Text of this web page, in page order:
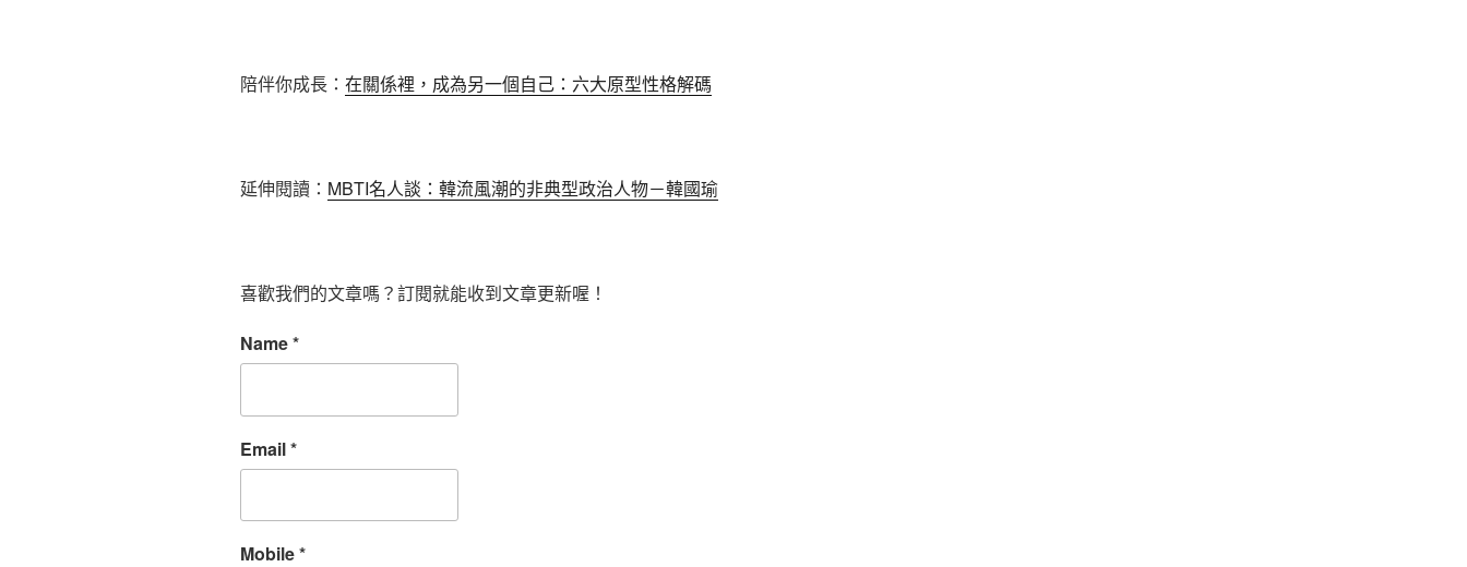
陪伴你成長： 在關係裡，成為另一個自己：六大原型性格解碼
延伸閱讀： MBTI名人談：韓流風潮的非典型政治人物－韓國瑜
喜歡我們的文章嗎？訂閱就能收到文章更新喔！
Name*
Email*
Mobile*